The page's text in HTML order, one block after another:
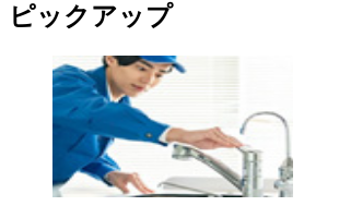
ピックアップ